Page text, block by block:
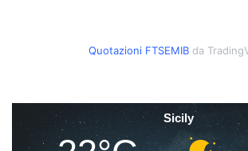
Quotazioni FTSEMIB da
Sicily